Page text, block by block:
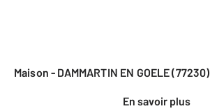
Maison - DAMMARTIN EN GOELE (77230)
En savoir plus